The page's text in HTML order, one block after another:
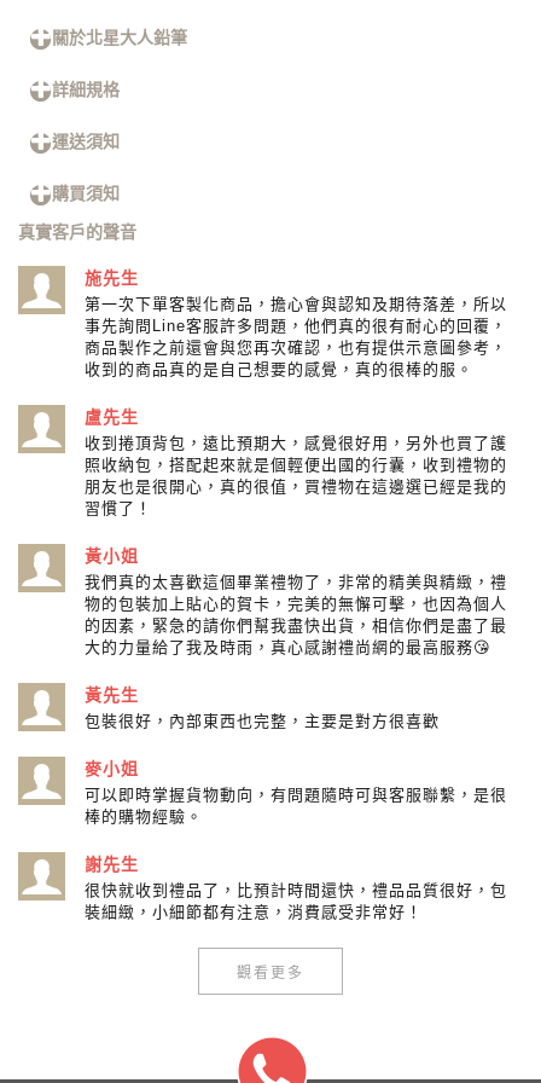
關於北星大人鉛筆
詳細規格
運送須知
購買須知
真實客戶的聲音
施先生
第一次下單客製化商品，擔心會與認知及期待落差，所以
事先詢問Line客服許多問題，他們真的很有耐心的回覆，
商品製作之前還會與您再次確認，也有提供示意圖參考，
收到的商品真的是自己想要的感覺，真的很棒的服。
盧先生
收到捲頂背包，遠比預期大，感覺很好用，另外也買了護
照收納包，搭配起來就是個輕便出國的行囊，收到禮物的
朋友也是很開心，真的很值，買禮物在這邊選已經是我的
習慣了！
黃小姐
我們真的太喜歡這個畢業禮物了，非常的精美與精緻，禮
物的包裝加上貼心的賀卡，完美的無懈可擊，也因為個人
的因素，緊急的請你們幫我盡快出貨，相信你們是盡了最
大的力量給了我及時雨，真心感謝禮尚網的最高服務😘
黃先生
包裝很好，內部東西也完整，主要是對方很喜歡
麥小姐
可以即時掌握貨物動向，有問題隨時可與客服聯繫，是很
棒的購物經驗。
謝先生
很快就收到禮品了，比預計時間還快，禮品品質很好，包
裝細緻，小細節都有注意，消費感受非常好！
觀看更多